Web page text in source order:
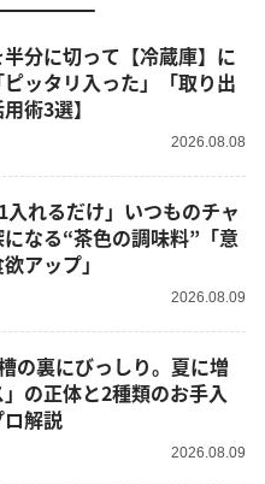
分に切って【冷蔵庫】に
ッタリ入った」「取り出
術3選】
2026.08.08
なる“茶色の調味料”「意
アップ」
2026.08.09
の正体と2種類のお手入
解説
2026.08.09